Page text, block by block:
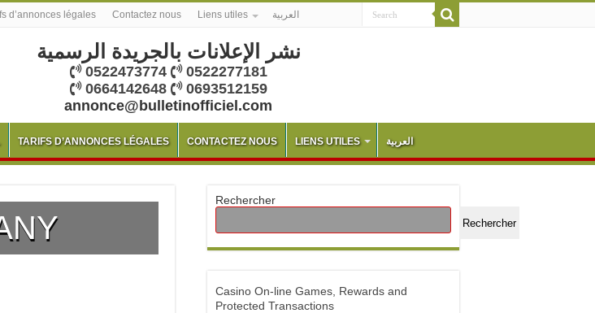
d’annonces légales Contactez nous Liens utiles العربية
نشر الإعلانات بالجريدة الرسمية
0522473774
0522277181
0664142648
0693512159
annonce@bulletinofficiel.com
TARIFS D’ANNONCES LÉGALES CONTACTEZ NOUS LIENS UTILES العربية
Rechercher
Rechercher
Casino On-line Games, Rewards and
Protected Transactions